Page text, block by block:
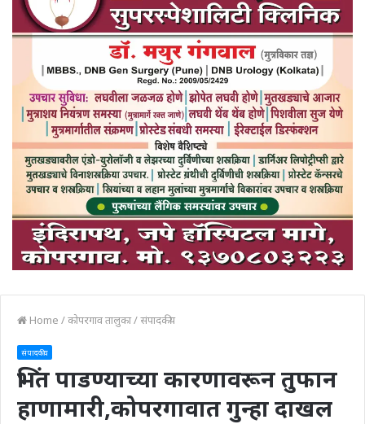
Home /कोपरगाव तालुका/संपादकीय
संपादकीय
भिंत पाडण्याच्या कारणावरून तुफान
हाणामारी,कोपरगावात गुन्हा दाखल